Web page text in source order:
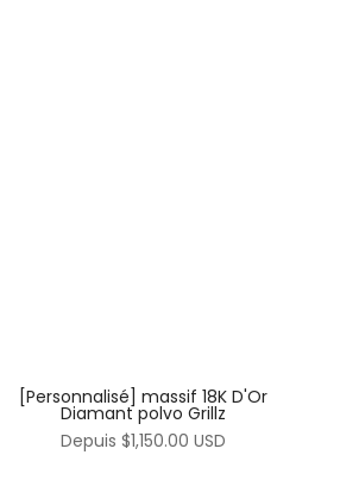
[Personnalisé] massif 18K D'Or
Diamant polvo Grillz
Depuis $1,150.00 USD